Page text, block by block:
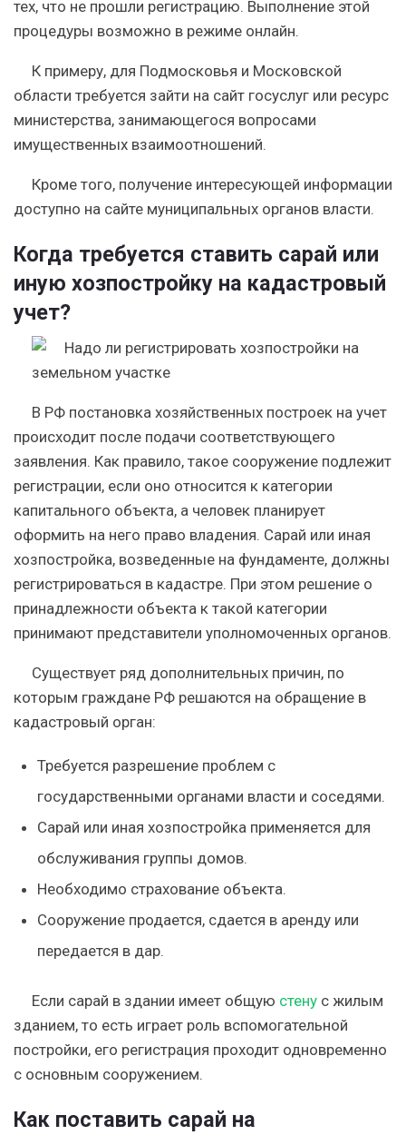
тех, что не прошли регистрацию. Выполнение этой
процедуры возможно в режиме онлайн.
К примеру, для Подмосковья и Московской
области требуется зайти на сайт госуслуг или ресурс
министерства, занимающегося вопросами
имущественных взаимоотношений.
Кроме того, получение интересующей информации
доступно на сайте муниципальных органов власти.
Когда требуется ставить сарай или
иную хозпостройку на кадастровый
учет?
В РФ постановка хозяйственных построек на учет
происходит после подачи соответствующего
заявления. Как правило, такое сооружение подлежит
регистрации, если оно относится к категории
капитального объекта, а человек планирует
оформить на него право владения. Сарай или иная
хозпостройка, возведенные на фундаменте, должны
регистрироваться в кадастре. При этом решение о
принадлежности объекта к такой категории
принимают представители уполномоченных органов.
Существует ряд дополнительных причин, по
которым граждане РФ решаются на обращение в
кадастровый орган:
Требуется разрешение проблем с
государственными органами власти и соседями.
Сарай или иная хозпостройка применяется для
обслуживания группы домов.
Необходимо страхование объекта.
Сооружение продается, сдается в аренду или
передается в дар.
Если сарай в здании имеет общую стену с жилым
зданием, то есть играет роль вспомогательной
постройки, его регистрация проходит одновременно
с основным сооружением.
Как поставить сарай на